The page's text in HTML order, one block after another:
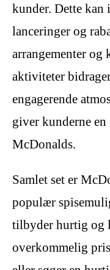
kunder. Dette kan
lanceringer og
arrangementer og
aktiviteter
engagerende
giver kunderne
McDonalds.
Samlet set er
populær
tilbyder hurtig og
overkommelig